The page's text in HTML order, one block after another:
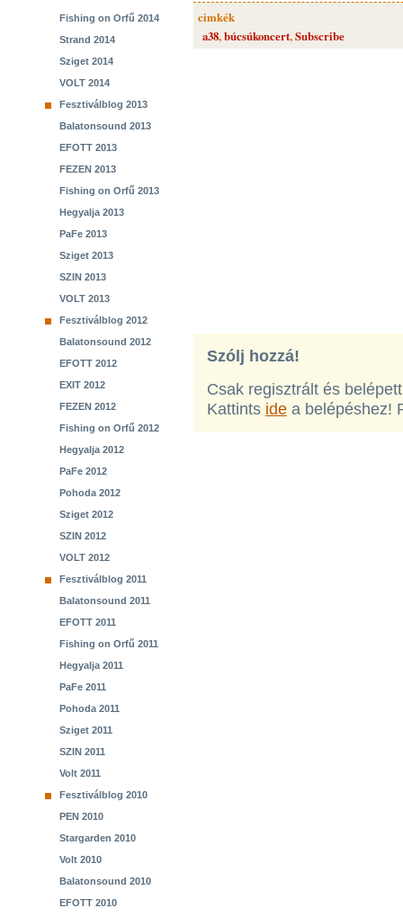
Fishing on Orfű 2014
Strand 2014
Sziget 2014
VOLT 2014
Fesztiválblog 2013
Balatonsound 2013
EFOTT 2013
FEZEN 2013
Fishing on Orfű 2013
Hegyalja 2013
PaFe 2013
Sziget 2013
SZIN 2013
VOLT 2013
Fesztiválblog 2012
Balatonsound 2012
EFOTT 2012
EXIT 2012
FEZEN 2012
Fishing on Orfű 2012
Hegyalja 2012
PaFe 2012
Pohoda 2012
Sziget 2012
SZIN 2012
VOLT 2012
Fesztiválblog 2011
Balatonsound 2011
EFOTT 2011
Fishing on Orfű 2011
Hegyalja 2011
PaFe 2011
Pohoda 2011
Sziget 2011
SZIN 2011
Volt 2011
Fesztiválblog 2010
PEN 2010
Stargarden 2010
Volt 2010
Balatonsound 2010
EFOTT 2010
cimkék
a38,búcsúkoncert,Subscribe
Szólj hozzá!
Csak regisztrált és
Kattints ide a belépéshez!